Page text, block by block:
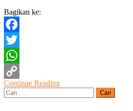
Bagikan ke:
Facebook
Twitter
WhatsApp
Copy
Continue Reading
Cari
untuk: